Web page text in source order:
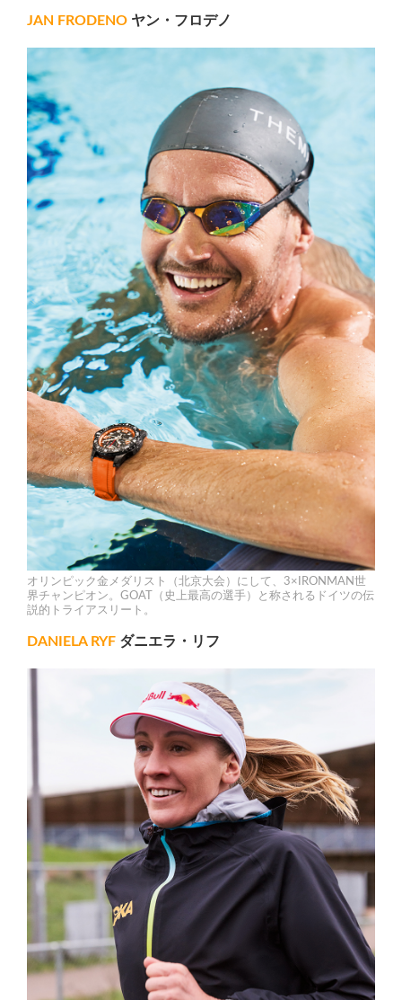
JAN FRODENO ヤン・フロデノ
オリンピック金メダリスト（北京大会）にして、3×IRONMAN世
界チャンピオン。GOAT（史上最高の選手）と称されるドイツの伝
説的トライアスリート。
DANIELA RYF ダニエラ・リフ